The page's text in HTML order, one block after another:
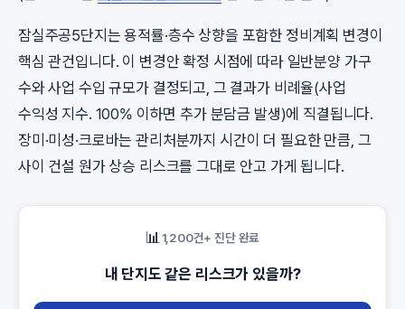
잠실주공5단지는 용적률·층수 상향을 포함한 정비계획 변경이
핵심 관건입니다. 이 변경안 확정 시점에 따라 일반분양 가구
수와 사업 수입 규모가 결정되고, 그 결과가 비례율(사업
수익성 지수. 100% 이하면 추가 분담금 발생)에 직결됩니다.
장미·미성·크로바는 관리처분까지 시간이 더 필요한 만큼, 그
사이 건설 원가 상승 리스크를 그대로 안고 가게 됩니다.
📊 1,200건+ 진단 완료
내 단지도 같은 리스크가 있을까?